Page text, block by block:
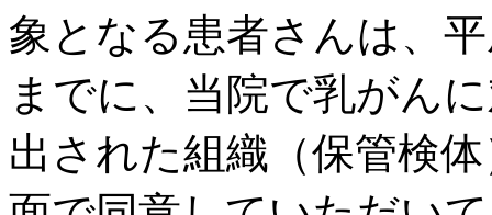
象となる患者さんは、
までに、当院で乳がん
出された組織（保管検